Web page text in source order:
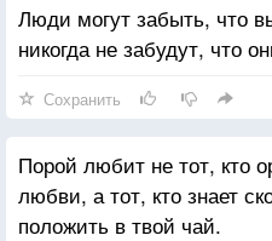
Люди могут забыть, что
никогда не забудут, что
Сохранить
Порой любит не тот, кто
любви, а тот, кто знает
положить в твой чай.